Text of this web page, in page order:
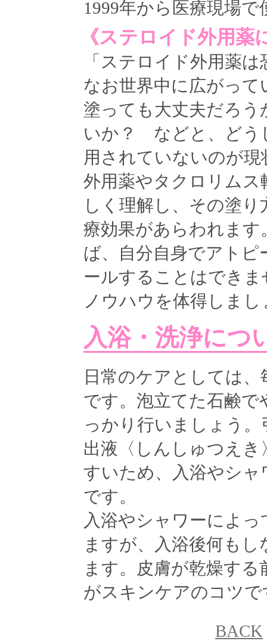
1999年から医療現場
《ステロイド外用薬
「ステロイド外用薬
なお世界中に広がって
塗っても大丈夫だろ
いか？ などと、どう
用されていないのが
外用薬やタクロリムス
しく理解し、その塗
療効果があらわれま
ば、自分自身でアト
ールすることはでき
ノウハウを体得しまし
入浴・洗浄につ
日常のケアとしては
です。泡立てた石鹸
っかり行いましょう
出液〈しんしゅつえ
すいため、入浴やシ
です。
入浴やシャワーによ
ますが、入浴後何も
ます。皮膚が乾燥す
がスキンケアのコツで
BACK